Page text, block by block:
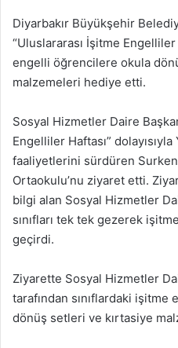
Diyarbakır Büyükşehir
“Uluslararası İşitme Engelliler
engelli öğrencilere okula
malzemeleri hediye etti.
Sosyal Hizmetler Daire
Engelliler Haftası”
faaliyetlerini sürdüren
Ortaokulu’nu ziyaret etti.
bilgi alan Sosyal Hizmetler
sınıfları tek tek gezerek
geçirdi.
Ziyarette Sosyal Hizmetler
tarafından sınıflardaki
dönüş setleri ve kırtasiye